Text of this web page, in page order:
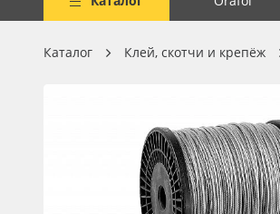
Весь каталог
Самоклеящиеся плёнки
Листовые материалы
Каталог Клей, скотчи и крепёж